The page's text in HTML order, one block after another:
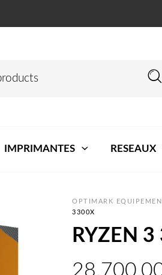
IMPRIMANTES RESEAUX
OPTIMARK
3300X
RYZEN